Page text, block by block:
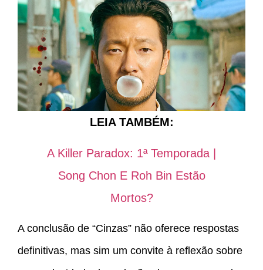
LEIA TAMBÉM:
A Killer Paradox: 1ª Temporada |
Song Chon E Roh Bin Estão
Mortos?
A conclusão de “Cinzas” não oferece respostas
definitivas, mas sim um convite à reflexão sobre